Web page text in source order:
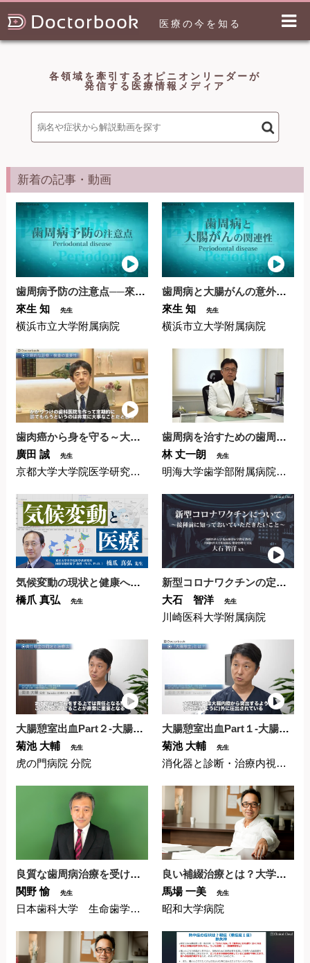
医療の今を知る
各領域を牽引するオピニオンリーダーが
発信する医療情報メディア
新着の記事・動画
歯周病予防の注意点──來生先生に聞く、口腔ケアが全身の...
來生 知先生
横浜市立大学附属病院
歯周病と大腸がんの意外な関係性とは？──來生先生に聞く...
來生 知
先生
横浜市立大学附属病院
歯肉癌から身を守る～大学教授に聞く治療法や予防、クリニ...
廣田 誠先生
京都大学大学院医学研究科・医学部
歯周病を治すための歯周外科治療の基本とポイント〜大学教...
林 丈一朗
先生
明海大学歯学部附属病院歯周病学分野
気候変動の現状と健康への影響は？対策の具体例を紹介
橋爪 真弘先生
新型コロナワクチンの定期接種とワクチンの内容について
大石 智洋
先生
川崎医科大学附属病院
大腸憩室出血Part２-大腸憩室出血の治療法について-
菊池 大輔先生
虎の門病院 分院
大腸憩室出血Part１-大腸憩室出血について-
菊池 大輔
先生
消化器と診断・治療内視鏡クリニック
良質な歯周病治療を受けるため〜大学准教授に聞く歯医者の...
関野 愉先生
日本歯科大学 生命歯学部歯周病学講座
良い補綴治療とは？大学教授に聞く歯医者の選び方
馬場 一美
先生
昭和大学病院